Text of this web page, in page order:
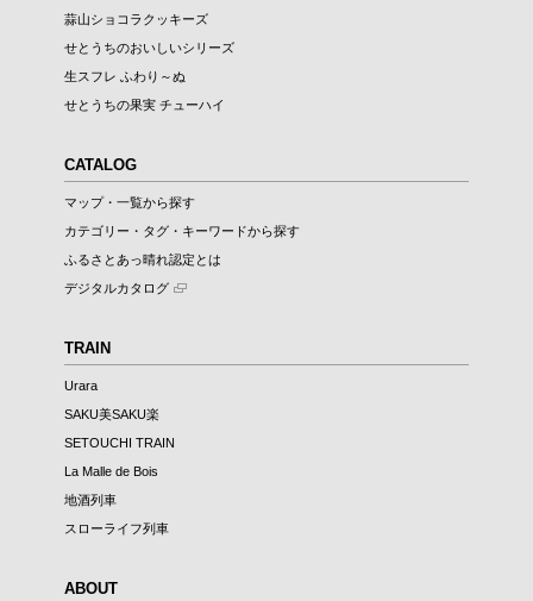
蒜山ショコラクッキーズ
せとうちのおいしいシリーズ
生スフレ ふわり～ぬ
せとうちの果実 チューハイ
CATALOG
マップ・一覧から探す
カテゴリー・タグ・キーワードから探す
ふるさとあっ晴れ認定とは
デジタルカタログ
TRAIN
Urara
SAKU美SAKU楽
SETOUCHI TRAIN
La Malle de Bois
地酒列車
スローライフ列車
ABOUT